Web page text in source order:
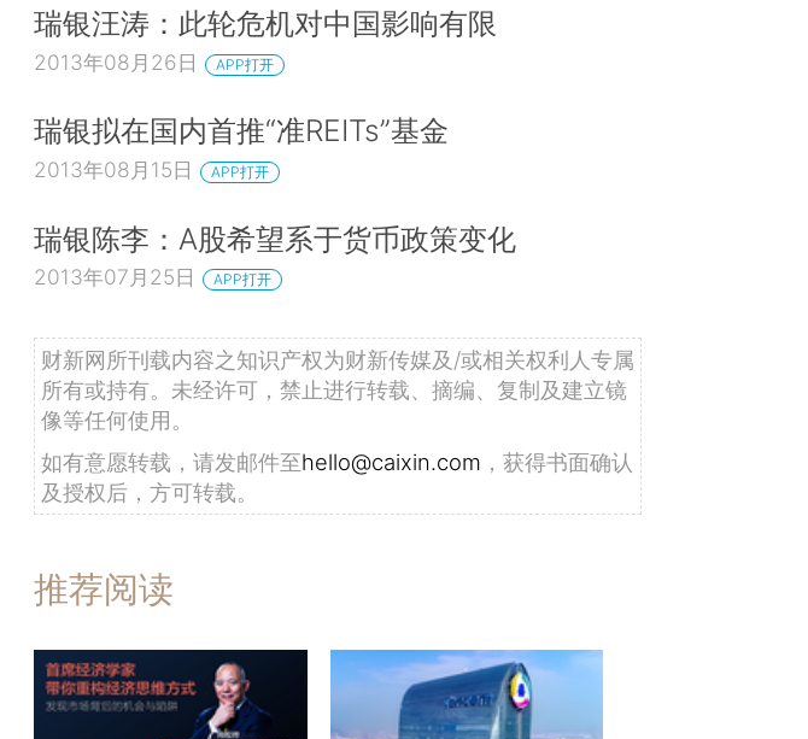
瑞银汪涛：此轮危机对中国影响有限
2013年08月26日 APP打开
瑞银拟在国内首推“准REITs”基金
2013年08月15日 APP打开
瑞银陈李：A股希望系于货币政策变化
2013年07月25日 APP打开
财新网所刊载内容之知识产权为财新传媒及/或相关权利人专属
所有或持有。未经许可，禁止进行转载、摘编、复制及建立镜
像等任何使用。
如有意愿转载，请发邮件至hello@caixin.com ，获得书面确认
及授权后，方可转载。
推荐阅读